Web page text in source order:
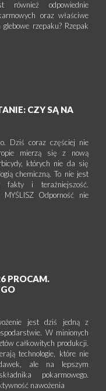
również odpowiednie
oraz właściwe
rzepaku? Rzepak
CZY SĄ NA
Dziś coraz częściej nie
mierzą się z nową
których nie da się
chemiczną. To nie jest
fakty i teraźniejszość.
Odporność nie
PROCAM.
jest dziś jedną z
W minionych
całkowitych produkcji.
technologie, które nie
ale na lepszym
pokarmowego.
nawożenia